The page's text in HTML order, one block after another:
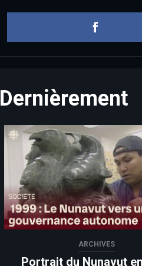
Dernièrement
ARCHIVES
Portrait du Nunavut